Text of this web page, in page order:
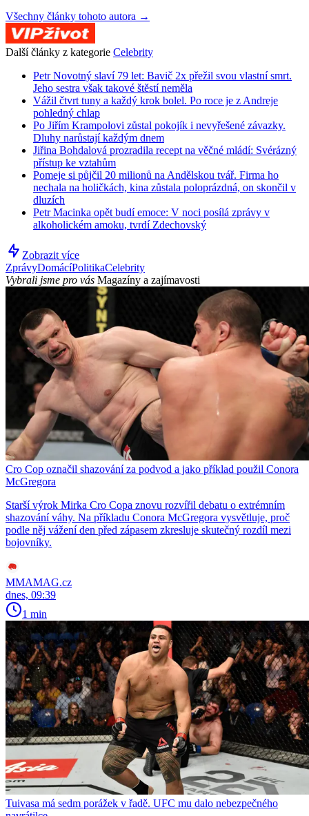
Všechny články tohoto autora →
Další články z kategorie Celebrity
Petr Novotný slaví 79 let: Bavič 2x přežil svou vlastní smrt.
Jeho sestra však takové štěstí neměla
Vážil čtvrt tuny a každý krok bolel. Po roce je z Andreje
pohledný chlap
Po Jiřím Krampolovi zůstal pokojík i nevyřešené závazky.
Dluhy narůstají každým dnem
Jiřina Bohdalová prozradila recept na věčné mládí: Svérázný
přístup ke vztahům
Pomeje si půjčil 20 milionů na Andělskou tvář. Firma ho
nechala na holičkách, kina zůstala poloprázdná, on skončil v
dluzích
Petr Macinka opět budí emoce: V noci posílá zprávy v
alkoholickém amoku, tvrdí Zdechovský
Zobrazit více
ZprávyDomácíPolitikaCelebrity
Vybrali jsme pro vás Magazíny a zajímavosti
Cro Cop označil shazování za podvod a jako příklad použil Conora
McGregora
Starší výrok Mirka Cro Copa znovu rozvířil debatu o extrémním
shazování váhy. Na příkladu Conora McGregora vysvětluje, proč
podle něj vážení den před zápasem zkresluje skutečný rozdíl mezi
bojovníky.
MMAMAG.cz
dnes, 09:39
1 min
Tuivasa má sedm porážek v řadě. UFC mu dalo nebezpečného